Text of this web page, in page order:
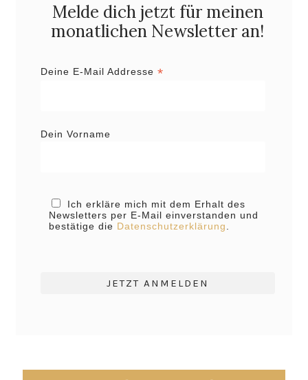
Melde dich jetzt für meinen
monatlichen Newsletter an!
Deine E-Mail Addresse *
Dein Vorname
Ich erkläre mich mit dem Erhalt des
Newsletters per E-Mail einverstanden und
bestätige die Datenschutzerklärung